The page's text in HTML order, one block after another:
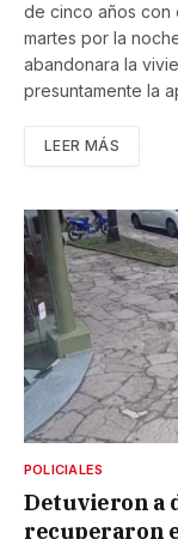
de cinco años con
martes por la
abandonara la
presuntamente la
LEER MÁS
POLICIALES
Detuvieron a
recuperaron